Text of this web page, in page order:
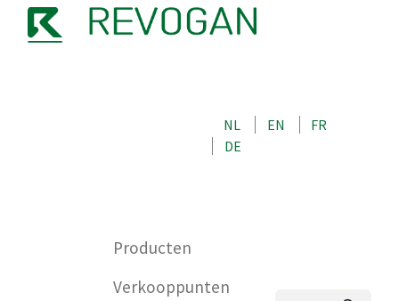
NL EN
FR
DE
Producten
Verkooppunten